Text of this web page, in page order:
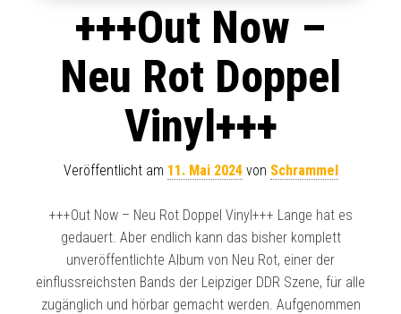
+++Out Now –
Neu Rot Doppel
Vinyl+++
Veröffentlicht am 11. Mai 2024von Schrammel
+++Out Now – Neu Rot Doppel Vinyl+++ Lange hat es
gedauert. Aber endlich kann das bisher komplett
unveröffentlichte Album von Neu Rot, einer der
einflussreichsten Bands der Leipziger DDR Szene, für alle
zugänglich und hörbar gemacht werden. Aufgenommen